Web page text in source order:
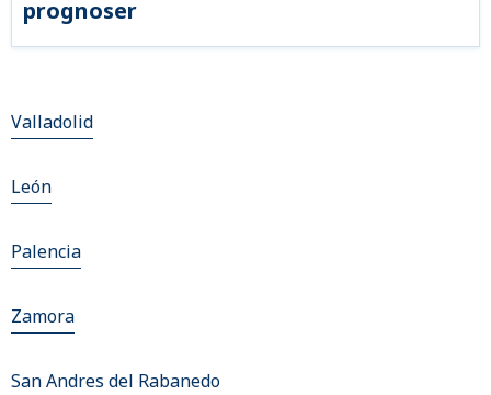
prognoser
Valladolid
León
Palencia
Zamora
San Andres del Rabanedo